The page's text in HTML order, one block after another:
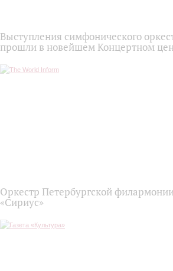
Выступления симфонического
прошли в новейшем Концертном
Оркестр Петербургской
«Сириус»